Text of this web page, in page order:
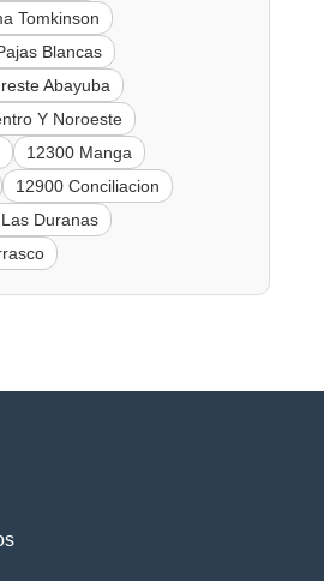
Tomkinson
Blancas
Abayuba
Y Noroeste
12300 Manga
12900 Conciliacion
Duranas